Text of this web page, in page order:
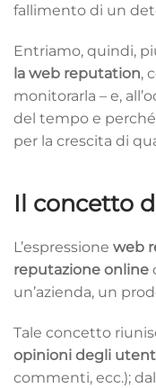
fallimento di un
Entriamo, quindi,
la web reputation,
monitorarla – e,
del tempo e
per la crescita di
Il concetto
L’espressione web
reputazione online
un’azienda, un
Tale concetto
opinioni degli
commenti, ecc.);